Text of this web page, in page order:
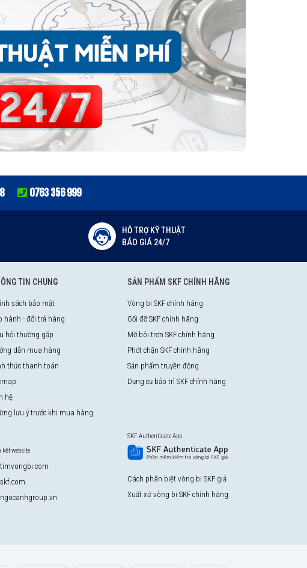
0763 356 999
HỖ TRỢ KỸ THUẬT
BÁO GIÁ 24/7
TIN CHUNG
sách bảo mật
hành - đổi trả hàng
hỏi thường gặp
dẫn mua hàng
thức thanh toán
hệ
lưu ý trước khi mua hàng
kết website
timvongbi.com
skf.com
ngocanhgroup.vn
SẢN PHẨM SKF CHÍNH HÃNG
Vòng bi SKF chính hãng
Gối đỡ SKF chính hãng
Mỡ bôi trơn SKF chính hãng
Phớt chặn SKF chính hãng
Sản phẩm truyền động
Dụng cụ bảo trì SKF chính hãng
SKF Authenticate App
Cách phân biệt vòng bi SKF giả
Xuất xứ vòng bi SKF chính hãng